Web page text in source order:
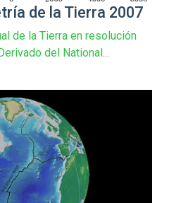
de la Tierra 2007
de la Tierra en resolución
del National...